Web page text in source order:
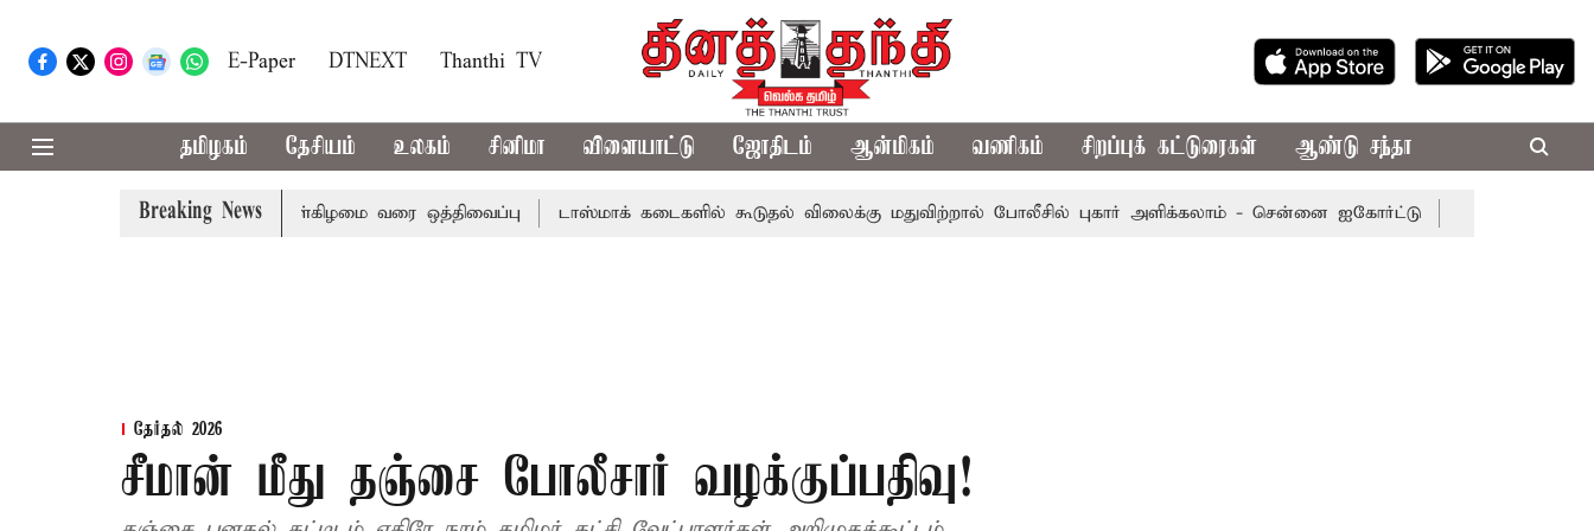
E-Paper DTNEXT Thanthi TV
தமிழகம் தேசியம் உலகம் சினிமா விளையாட்டு ஜோதிடம் ஆன்மிகம் வணிகம் சிறப்புக் கட்டுரைகள் ஆண்டு சந்தா
Breaking News
அவைகளுக்கும் திங்கள்கிழமை வரை ஒத்திவைப்பு டாஸ்மாக் கடைகளில் கூடுதல் விலைக்கு மதுவிற்றால் போலீசில் புகார் அளிக்கலாம் - சென்னை ஐகோர்ட்டு புதுச்சேரி
தேர்தல் 2026
சீமான் மீது தஞ்சை போலீசார் வழக்குப்பதிவு!